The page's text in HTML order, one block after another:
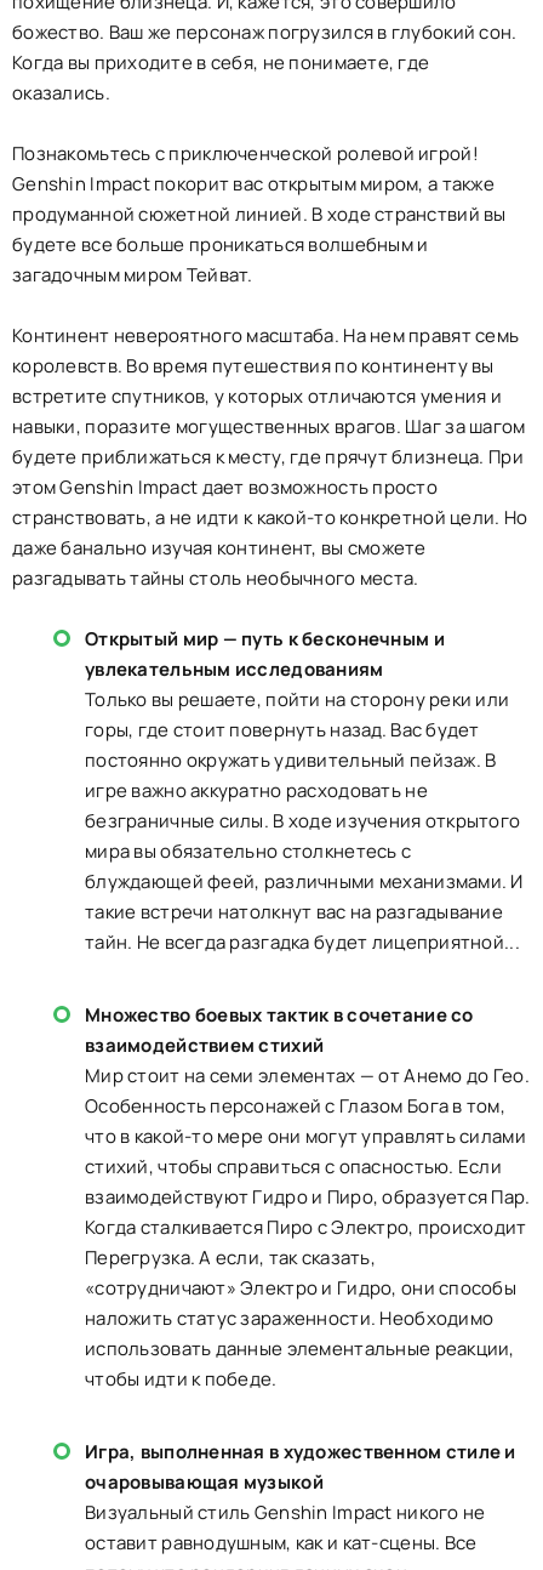
божество. Ваш же персонаж погрузился в глубокий сон.
Когда вы приходите в себя, не понимаете, где
оказались.
Познакомьтесь с приключенческой ролевой игрой!
Genshin Impact покорит вас открытым миром, а также
продуманной сюжетной линией. В ходе странствий вы
будете все больше проникаться волшебным и
загадочным миром Тейват.
Континент невероятного масштаба. На нем правят семь
королевств. Во время путешествия по континенту вы
встретите спутников, у которых отличаются умения и
навыки, поразите могущественных врагов. Шаг за шагом
будете приближаться к месту, где прячут близнеца. При
этом Genshin Impact дает возможность просто
странствовать, а не идти к какой-то конкретной цели. Но
даже банально изучая континент, вы сможете
разгадывать тайны столь необычного места.
Открытый мир — путь к бесконечным и
увлекательным исследованиям
Только вы решаете, пойти на сторону реки или
горы, где стоит повернуть назад. Вас будет
постоянно окружать удивительный пейзаж. В
игре важно аккуратно расходовать не
безграничные силы. В ходе изучения открытого
мира вы обязательно столкнетесь с
блуждающей феей, различными механизмами. И
такие встречи натолкнут вас на разгадывание
тайн. Не всегда разгадка будет лицеприятной...
Множество боевых тактик в сочетание со
взаимодействием стихий
Мир стоит на семи элементах — от Анемо до Гео.
Особенность персонажей с Глазом Бога в том,
что в какой-то мере они могут управлять силами
стихий, чтобы справиться с опасностью. Если
взаимодействуют Гидро и Пиро, образуется Пар.
Когда сталкивается Пиро с Электро, происходит
Перегрузка. А если, так сказать,
«сотрудничают» Электро и Гидро, они способы
наложить статус зараженности. Необходимо
использовать данные элементальные реакции,
чтобы идти к победе.
Игра, выполненная в художественном стиле и
очаровывающая музыкой
Визуальный стиль Genshin Impact никого не
оставит равнодушным, как и кат-сцены. Все